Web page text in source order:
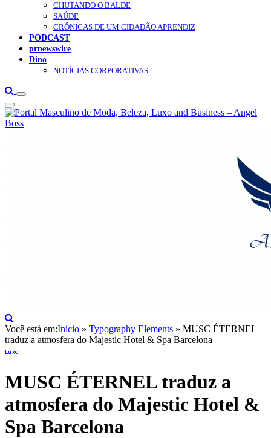
CHUTANDO O BALDE
SAÚDE
CRÔNICAS DE UM CIDADÃO APRENDIZ
PODCAST
prnewswire
Dino
NOTÍCIAS CORPORATIVAS
Você está em:Início » Typography Elements » MUSC ÉTERNEL
traduz a atmosfera do Majestic Hotel & Spa Barcelona
Luxo
MUSC ÉTERNEL traduz a
atmosfera do Majestic Hotel &
Spa Barcelona